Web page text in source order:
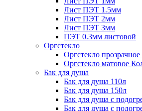
Лист ПЭТ 1.5мм
Лист ПЭТ 2мм
Лист ПЭТ 3мм
ПЭТ 0.3мм листовой
Оргстекло
Оргстекло
Оргстекло матовое
Бак для душа
Бак для душа 110л
Бак для душа 150л
Бак для душа с
Бак для душа с